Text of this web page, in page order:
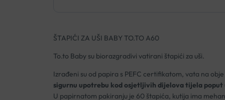
ŠTAPIĆI ZA UŠI BABY TO.TO A60
To.to Baby su biorazgradivi vatirani štapići za uši.
Izrađeni su od papira s PEFC certifikatom, vata na
sigurnu upotrebu kod osjetljivih dijelova tijela poput
U papirnatom pakiranju je 60 štapića, kutija ima